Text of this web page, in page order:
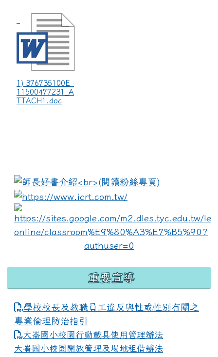
1) 376735100E_
11500477231_A
TTACH1.doc
link to https://
重要宣導
學校校長及教職員工違反與性或性別有關之
專業倫理防治指引
大崙國小校園行動載具使用管理辦法
大崙國小校園開放管理及場地租借辦法